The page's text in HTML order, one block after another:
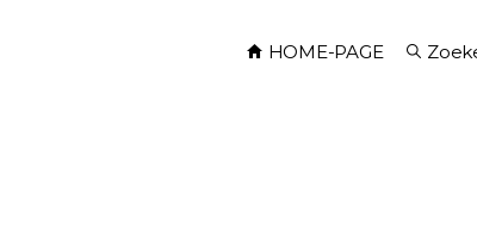
HOME-PAGE